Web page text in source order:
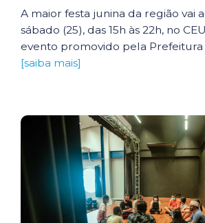
A maior festa junina da região vai
sábado (25), das 15h às 22h, no
evento promovido pela Prefeitura
[saiba mais]